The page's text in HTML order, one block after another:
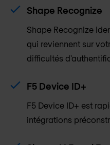
Shape Recognize
Shape Recognize
qui reviennent sur
difficultés
F5 Device ID+
F5 Device ID+ est
intégrations